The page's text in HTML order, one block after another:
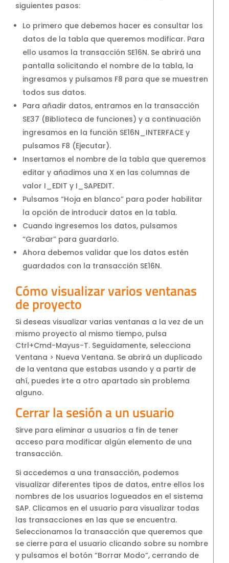
siguientes pasos:
Lo primero que debemos hacer es consultar los
datos de la tabla que queremos modificar. Para
ello usamos la transacción SE16N. Se abrirá una
pantalla solicitando el nombre de la tabla, la
ingresamos y pulsamos F8 para que se muestren
todos sus datos.
Para añadir datos, entramos en la transacción
SE37 (Biblioteca de funciones) y a continuación
ingresamos en la función SE16N_INTERFACE y
pulsamos F8 (Ejecutar).
Insertamos el nombre de la tabla que queremos
editar y añadimos una X en las columnas de
valor I_EDIT y I_SAPEDIT.
Pulsamos “Hoja en blanco” para poder habilitar
la opción de introducir datos en la tabla.
Cuando ingresemos los datos, pulsamos
“Grabar” para guardarlo.
Ahora debemos validar que los datos estén
guardados con la transacción SE16N.
Cómo visualizar varios ventanas
de proyecto
Si deseas visualizar varias ventanas a la vez de un
mismo proyecto al mismo tiempo, pulsa
Ctrl+Cmd-Mayus-T. Seguidamente, selecciona
Ventana > Nueva Ventana. Se abrirá un duplicado
de la ventana que estabas usando y a partir de
ahí, puedes irte a otro apartado sin problema
alguno.
Cerrar la sesión a un usuario
Sirve para eliminar a usuarios a fin de tener
acceso para modificar algún elemento de una
transacción.
Si accedemos a una transacción, podemos
visualizar diferentes tipos de datos, entre ellos los
nombres de los usuarios logueados en el sistema
SAP. Clicamos en el usuario para visualizar todas
las transacciones en las que se encuentra.
Seleccionamos la transacción que queremos que
se cierre para el usuario clicando sobre su nombre
y pulsamos el botón “Borrar Modo”, cerrando de